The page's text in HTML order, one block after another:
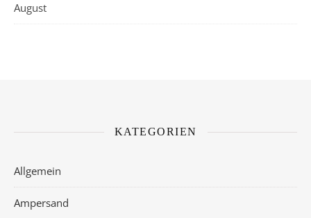
August
KATEGORIEN
Allgemein
Ampersand